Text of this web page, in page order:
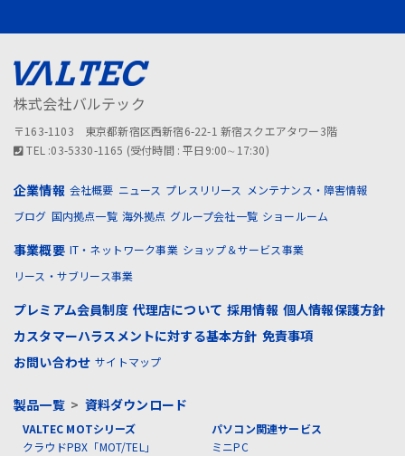
株式会社バルテック
〒163-1103 東京都新宿区西新宿6-22-1 新宿スクエアタワー3階
TEL :03-5330-1165 (受付時間 : 平日9:00∼17:30)
企業情報 会社概要 ニュース プレスリリース
メンテナンス・障害情報
ブログ 国内拠点一覧 海外拠点 グループ会社一覧 ショールーム
事業概要 IT・ネットワーク事業 ショップ＆サービス事業
リース・サブリース事業
プレミアム会員制度 代理店について 採用情報 個人情報保護方針
カスタマーハラスメントに対する基本方針 免責事項
お問い合わせ サイトマップ
製品一覧> 資料ダウンロード
VALTEC MOTシリーズ
クラウドPBX「MOT/TEL」
パソコン関連サービス
ミニPC